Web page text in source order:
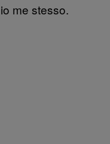
me stesso.